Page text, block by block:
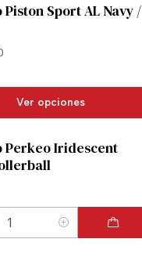
Piston Sport AL Navy /
Ver opciones
Perkeo Iridescent